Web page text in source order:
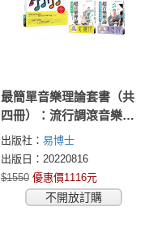
最簡單音樂理論套書（共
四冊）：流行調滾音樂理
論＋超音樂理論三書
出版社： 易博士
出版日：20220816
$1550 優惠價1116元
不開放訂購